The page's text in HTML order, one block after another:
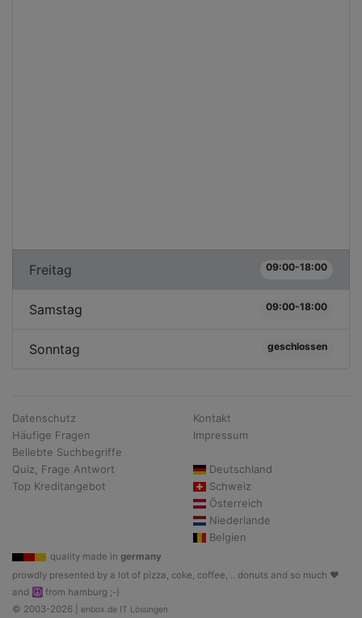
Freitag 09:00-18:00
Samstag 09:00-18:00
Sonntag geschlossen
Datenschutz
Häufige Fragen
Beliebte Suchbegriffe
Quiz, Frage Antwort
Top Kreditangebot
Kontakt
Impressum
Deutschland
Schweiz
Österreich
Niederlande
Belgien
quality made in germany
prowdly presented by a lot of pizza, coke, coffee, .. donuts and so much ♥
and ☮ from hamburg ;-)
© 2003-2026 | enbox.de IT Lösungen